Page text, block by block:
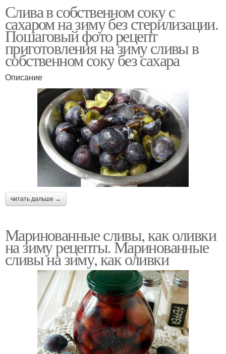
Слива в собственном соку с
сахаром на зиму без стерилизации.
Пошаговый фото рецепт
приготовления на зиму сливы в
собственном соку без сахара
Описание
читать дальше →
Маринованные сливы, как оливки
на зиму рецепты. Маринованные
сливы на зиму, как оливки